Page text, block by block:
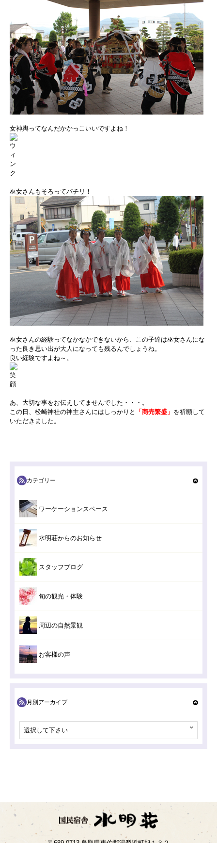
女神輿ってなんだかかっこいいですよね！
巫女さんもそろってパチリ！
巫女さんの経験ってなかなかできないから、この子達は巫女さんにな
った良き思い出が大人になっても残るんでしょうね。
良い経験ですよね～。
あ、大切な事をお伝えしてませんでした・・・。
この日、松崎神社の神主さんにはしっかりと
「商売繁盛」 を祈願して
いただきました。
カテゴリー
ワーケーションスペース
水明荘からのお知らせ
スタッフブログ
旬の観光・体験
周辺の自然景観
お客様の声
月別アーカイブ
選択して下さい